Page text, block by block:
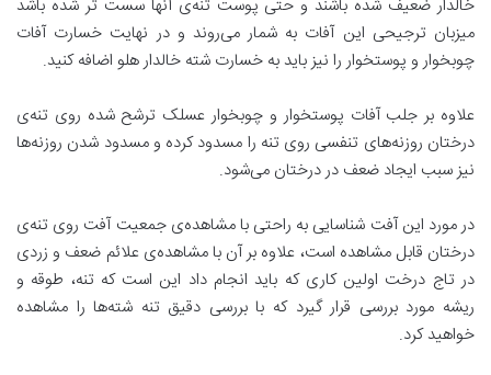
خالدار ضعیف شده باشند و حتی پوست تنه‌ی آنها سست تر شده باشد
میزبان ترجیحی این آفات به شمار می‌روند و در نهایت خسارت آفات
چوبخوار و پوستخوار را نیز باید به خسارت شته خالدار هلو اضافه کنید.
علاوه بر جلب آفات پوستخوار و چوبخوار عسلک ترشح شده روی تنه‌ی
درختان روزنه‌های تنفسی روی تنه را مسدود کرده و مسدود شدن روزنه‌ها
نیز سبب ایجاد ضعف در درختان می‌شود.
در مورد این آفت شناسایی به راحتی با مشاهده‌ی جمعیت آفت روی تنه‌ی
درختان قابل مشاهده است، علاوه بر آن با مشاهده‌ی علائم ضعف و زردی
در تاج درخت اولین کاری که باید انجام داد این است که تنه، طوقه و
ریشه مورد بررسی قرار گیرد که با بررسی دقیق تنه شته‌ها را مشاهده
خواهید کرد.